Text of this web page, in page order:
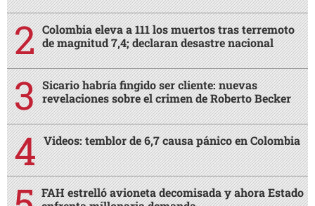
Colombia eleva a 111 los muertos tras terremoto
de magnitud 7,4; declaran desastre nacional
Sicario habría fingido ser cliente: nuevas
revelaciones sobre el crimen de Roberto Becker
Videos: temblor de 6,7 causa pánico en Colombia
FAH estrelló avioneta decomisada y ahora Estado